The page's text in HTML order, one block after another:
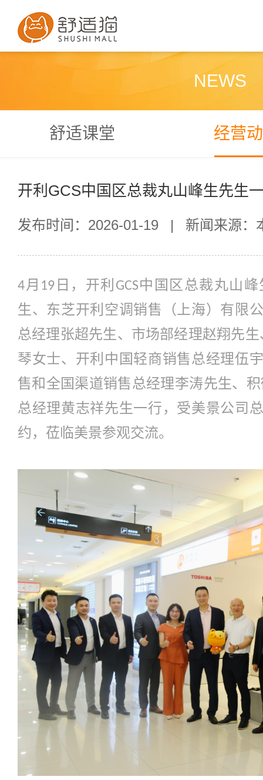
NEWS
舒适课堂 经营
开利GCS中国区总裁丸山峰生先生
发布时间：2026-01-19 | 新闻来源：
4月 19 日，开利 GCS中国区总裁丸山
生、东芝开利空调销售（上海）有限
总经理张超先生、市场部经理赵翔先
琴女士、开利中国轻商销售总经理伍
售和全国渠道销售总经理李涛先生、
总经理黄志祥先生一行，受美景公司
约，莅临美景参观交流。